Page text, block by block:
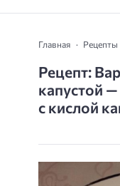
Главная Рецепты
Рецепт:
капустой
с кислой